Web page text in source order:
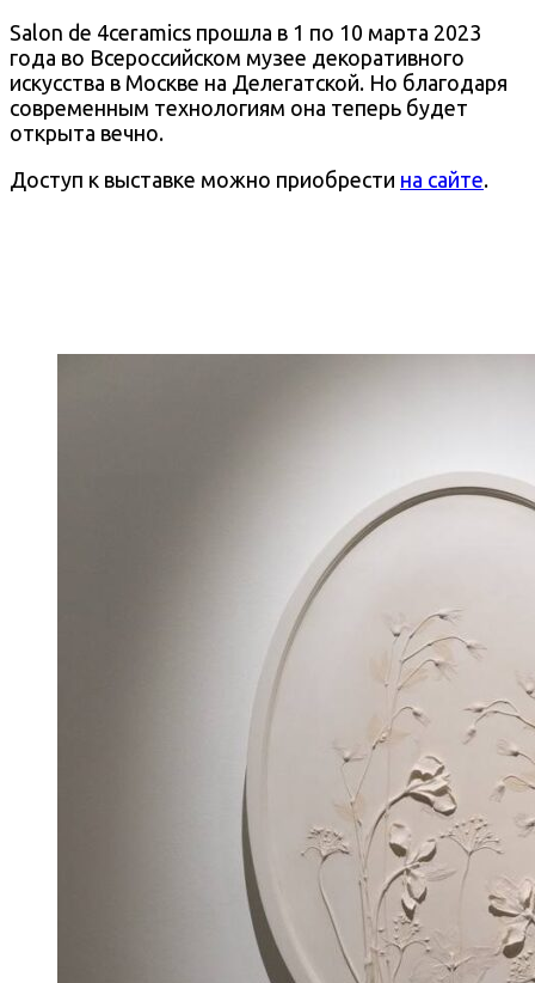
Salon de 4ceramics прошла в 1 по 10 марта 2023
года во Всероссийском музее декоративного
искусства в Москве на Делегатской. Но благодаря
современным технологиям она теперь будет
открыта вечно.
Доступ к выставке можно приобрести на сайте.